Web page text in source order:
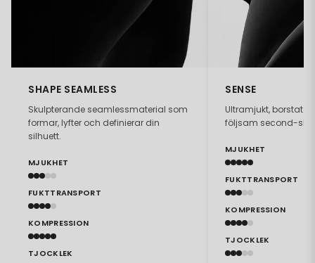
SHAPE SEAMLESS
Skulpterande seamlessmaterial som
formar, lyfter och definierar din
silhuett.
MJUKHET
FUKTTRANSPORT
KOMPRESSION
TJOCKLEK
SENSE
Ultramjukt, borstat
följsam second-
MJUKHET
FUKTTRANSPORT
KOMPRESSION
TJOCKLEK